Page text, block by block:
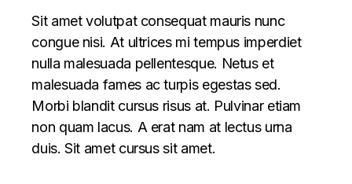
Sit amet volutpat consequat mauris nunc
congue nisi. At ultrices mi tempus imperdiet
nulla malesuada pellentesque. Netus et
malesuada fames ac turpis egestas sed.
Morbi blandit cursus risus at. Pulvinar etiam
non quam lacus. A erat nam at lectus urna
duis. Sit amet cursus sit amet.